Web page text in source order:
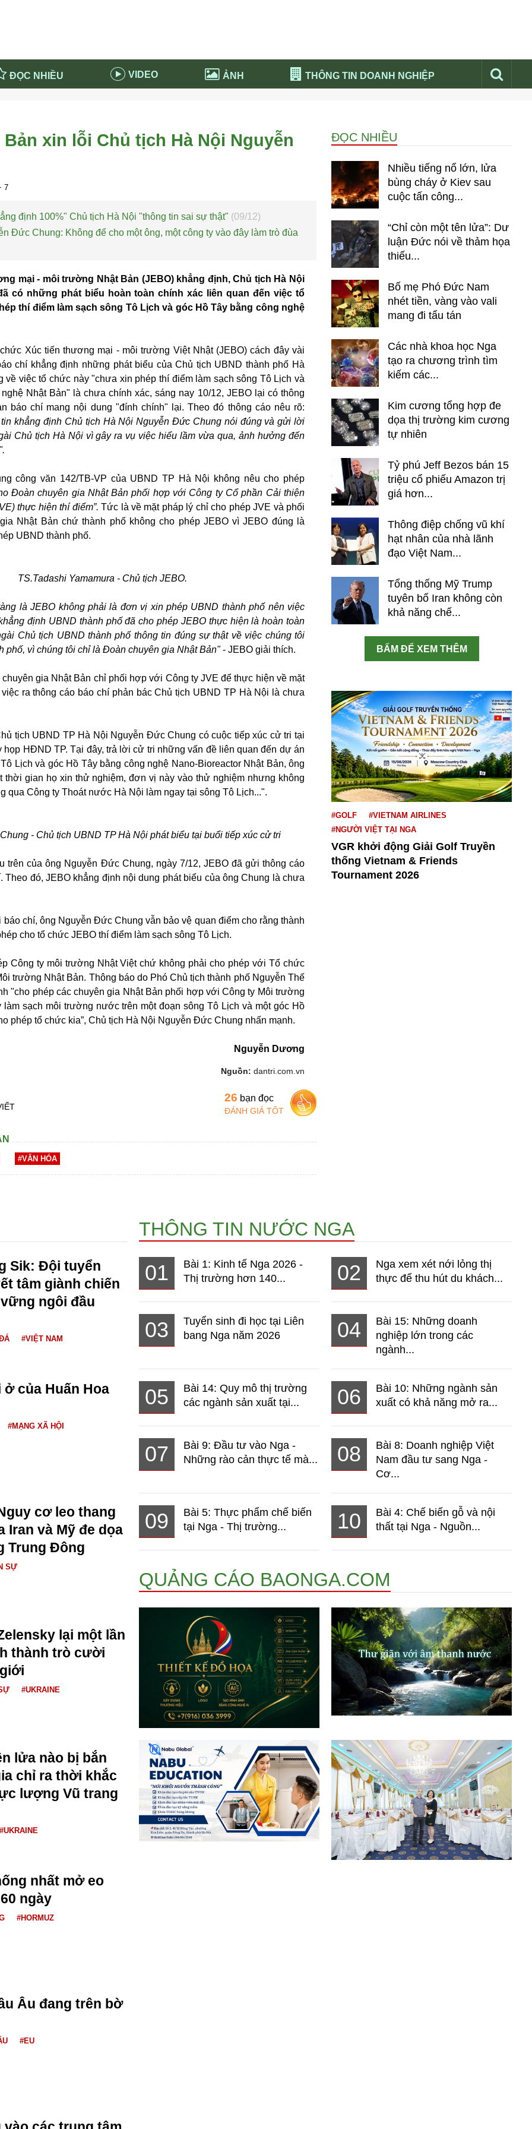
ĐỌC NHIỀU VIDEO ẢNH THÔNG TIN DOANH NGHIỆP
Nổi bật báo nga
nước Nga NABU EDUCATION
Thư viện media
nước Nga
Phân tích thị trường Nga 2026
xin lỗi Chủ tịch Hà Nội Nguyễn
7
định 100%" Chủ tịch Hà Nội "thông tin sai sự thật" (09/12)
Đức Chung: Không để cho một ông, một công ty vào đây làm trò đùa
mại - môi trường Nhật Bản (JEBO) khẳng định, Chủ tịch Hà Nội
có những phát biểu hoàn toàn chính xác liên quan đến việc tổ
thí điểm làm sạch sông Tô Lịch và góc Hồ Tây bằng công nghệ
Xúc tiến thương mại - môi trường Việt Nhật (JEBO) cách đây vài
chí khẳng định những phát biểu của Chủ tịch UBND thành phố Hà
về việc tổ chức này "chưa xin phép thí điểm làm sạch sông Tô Lịch và
Nhật Bản" là chưa chính xác, sáng nay 10/12, JEBO lại có thông
báo chí mang nội dung "đính chính" lại. Theo đó thông cáo nêu rõ:
khẳng định Chủ tịch Hà Nội Nguyễn Đức Chung nói đúng và gửi lời
Chủ tịch Hà Nội vì gây ra vụ việc hiểu lầm vừa qua, ảnh hưởng đến
công văn 142/TB-VP của UBND TP Hà Nội không nêu cho phép
Đoàn chuyên gia Nhật Bản phối hợp với Công ty Cổ phần Cải thiện
thực hiện thí điểm”. Tức là về mặt pháp lý chỉ cho phép JVE và phối
Nhật Bản chứ thành phố không cho phép JEBO vì JEBO đúng là
UBND thành phố.
TS.Tadashi Yamamura - Chủ tịch JEBO.
là JEBO không phải là đơn vị xin phép UBND thành phố nên việc
định UBND thành phố đã cho phép JEBO thực hiện là hoàn toàn
Chủ tịch UBND thành phố thông tin đúng sự thật về việc chúng tôi
phố, vì chúng tôi chỉ là Đoàn chuyên gia Nhật Bản"- JEBO giải thích.
gia Nhật Bản chỉ phối hợp với Công ty JVE để thực hiện về mặt
ra thông cáo báo chí phản bác Chủ tịch UBND TP Hà Nội là chưa
tịch UBND TP Hà Nội Nguyễn Đức Chung có cuộc tiếp xúc cử tri tại
họp HĐND TP. Tại đây, trả lời cử tri những vấn đề liên quan đến dự án
Lịch và góc Hồ Tây bằng công nghệ Nano-Bioreactor Nhật Bản, ông
thời gian họ xin thử nghiệm, đơn vị này vào thử nghiệm nhưng không
qua Công ty Thoát nước Hà Nội làm ngay tại sông Tô Lịch...".
- Chủ tịch UBND TP Hà Nội phát biểu tại buổi tiếp xúc cử tri
trên của ông Nguyễn Đức Chung, ngày 7/12, JEBO đã gửi thông cáo
Theo đó, JEBO khẳng định nội dung phát biểu của ông Chung là chưa
báo chí, ông Nguyễn Đức Chung vẫn bảo vệ quan điểm cho rằng thành
cho tổ chức JEBO thí điểm làm sạch sông Tô Lịch.
Công ty môi trường Nhật Việt chứ không phải cho phép với Tổ chức
trường Nhật Bản. Thông báo do Phó Chủ tịch thành phố Nguyễn Thế
"cho phép các chuyên gia Nhật Bản phối hợp với Công ty Môi trường
làm sạch môi trường nước trên một đoạn sông Tô Lịch và một góc Hồ
phép tổ chức kia”, Chủ tịch Hà Nội Nguyễn Đức Chung nhấn mạnh.
Nguyễn Dương
Nguồn: dantri.com.vn
26 bạn đọc
ĐÁNH GIÁ TỐT
#VĂN HÓA
ĐỌC NHIỀU
Nhiều tiếng nổ lớn, lửa
bùng cháy ở Kiev sau
cuộc tấn công...
“Chỉ còn một tên lửa”: Dư
luận Đức nói về thảm họa
thiếu...
Bố mẹ Phó Đức Nam
nhét tiền, vàng vào vali
mang đi tẩu tán
Các nhà khoa học Nga
tạo ra chương trình tìm
kiếm các...
Kim cương tổng hợp đe
dọa thị trường kim cương
tự nhiên
Tỷ phú Jeff Bezos bán 15
triệu cổ phiếu Amazon trị
giá hơn...
Thông điệp chống vũ khí
hạt nhân của nhà lãnh
đạo Việt Nam...
Tổng thống Mỹ Trump
tuyên bố Iran không còn
khả năng chế...
BẤM ĐỂ XEM THÊM
#GOLF
#VIETNAM AIRLINES
#NGƯỜI VIỆT TẠI NGA
VGR khởi động Giải Golf Truyền
thống Vietnam & Friends
Tournament 2026
Sik: Đội tuyển
tâm giành chiến
ngôi đầu
#VIỆT NAM
của Huấn Hoa
#MẠNG XÃ HỘI
cơ leo thang
Iran và Mỹ đe dọa
Trung Đông
SỰ
lại một lần
thành trò cười
#UKRAINE
lửa nào bị bắn
chỉ ra thời khắc
lượng Vũ trang
#UKRAINE
nhất mở eo
ngày
#HORMUZ
Âu đang trên bờ
#EU
THÔNG TIN NƯỚC NGA
01
Bài 1: Kinh tế Nga 2026 -
Thị trường hơn 140...
02
Nga xem xét nới lỏng thị
thực để thu hút du khách...
03
Tuyển sinh đi học tại Liên
bang Nga năm 2026
04
Bài 15: Những doanh
nghiệp lớn trong các
ngành...
05
Bài 14: Quy mô thị trường
các ngành sản xuất tại...
06
Bài 10: Những ngành sản
xuất có khả năng mở ra...
07
Bài 9: Đầu tư vào Nga -
Những rào cản thực tế mà...
08
Bài 8: Doanh nghiệp Việt
Nam đầu tư sang Nga -
Cơ...
09
Bài 5: Thực phẩm chế biến
tại Nga - Thị trường...
10
Bài 4: Chế biến gỗ và nội
thất tại Nga - Nguồn...
QUẢNG CÁO BAONGA.COM